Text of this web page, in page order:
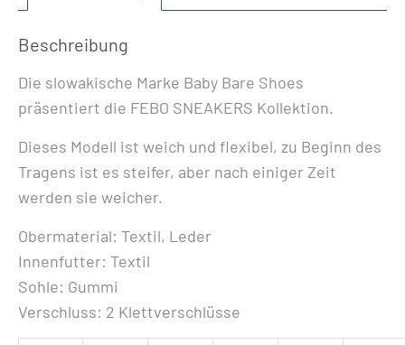
SNEAKERS
FUCHSIA
PURPLE
Menge
Beschreibung
Die slowakische Marke Baby Bare Shoes
präsentiert die FEBO SNEAKERS Kollektion.
Dieses Modell ist weich und flexibel, zu Beginn des
Tragens ist es steifer, aber nach einiger Zeit
werden sie weicher.
Obermaterial: Textil, Leder
Innenfutter: Textil
Sohle: Gummi
Verschluss: 2 Klettverschlüsse